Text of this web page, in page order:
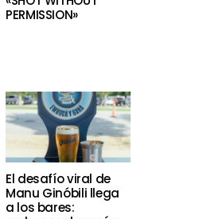
PERMISSION»
El desafío viral de
Manu Ginóbili llega
a los bares: